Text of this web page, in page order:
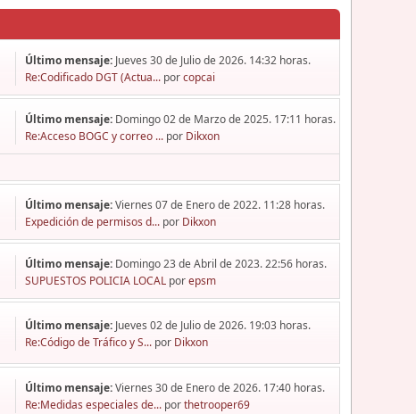
Último mensaje: Jueves 30 de Julio de 2026. 14:32 horas.
Re:Codificado DGT (Actua... porcopcai
Último mensaje: Domingo 02 de Marzo de 2025. 17:11 horas.
Re:Acceso BOGC y correo ... por Dikxon
Último mensaje:Viernes 07 de Enero de 2022. 11:28 horas.
Expedición de permisos d... por Dikxon
Último mensaje: Domingo 23 de Abril de 2023. 22:56 horas.
SUPUESTOS POLICIA LOCAL porepsm
Último mensaje: Jueves 02 de Julio de 2026. 19:03 horas.
Re:Código de Tráfico y S... por Dikxon
Último mensaje:Viernes 30 de Enero de 2026. 17:40 horas.
Re:Medidas especiales de... porthetrooper69